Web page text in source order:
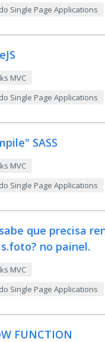
Single Page Applications
MVC
Single Page Applications
SASS
MVC
Single Page Applications
que precisa
no painel.
MVC
Single Page Applications
FUNCTION